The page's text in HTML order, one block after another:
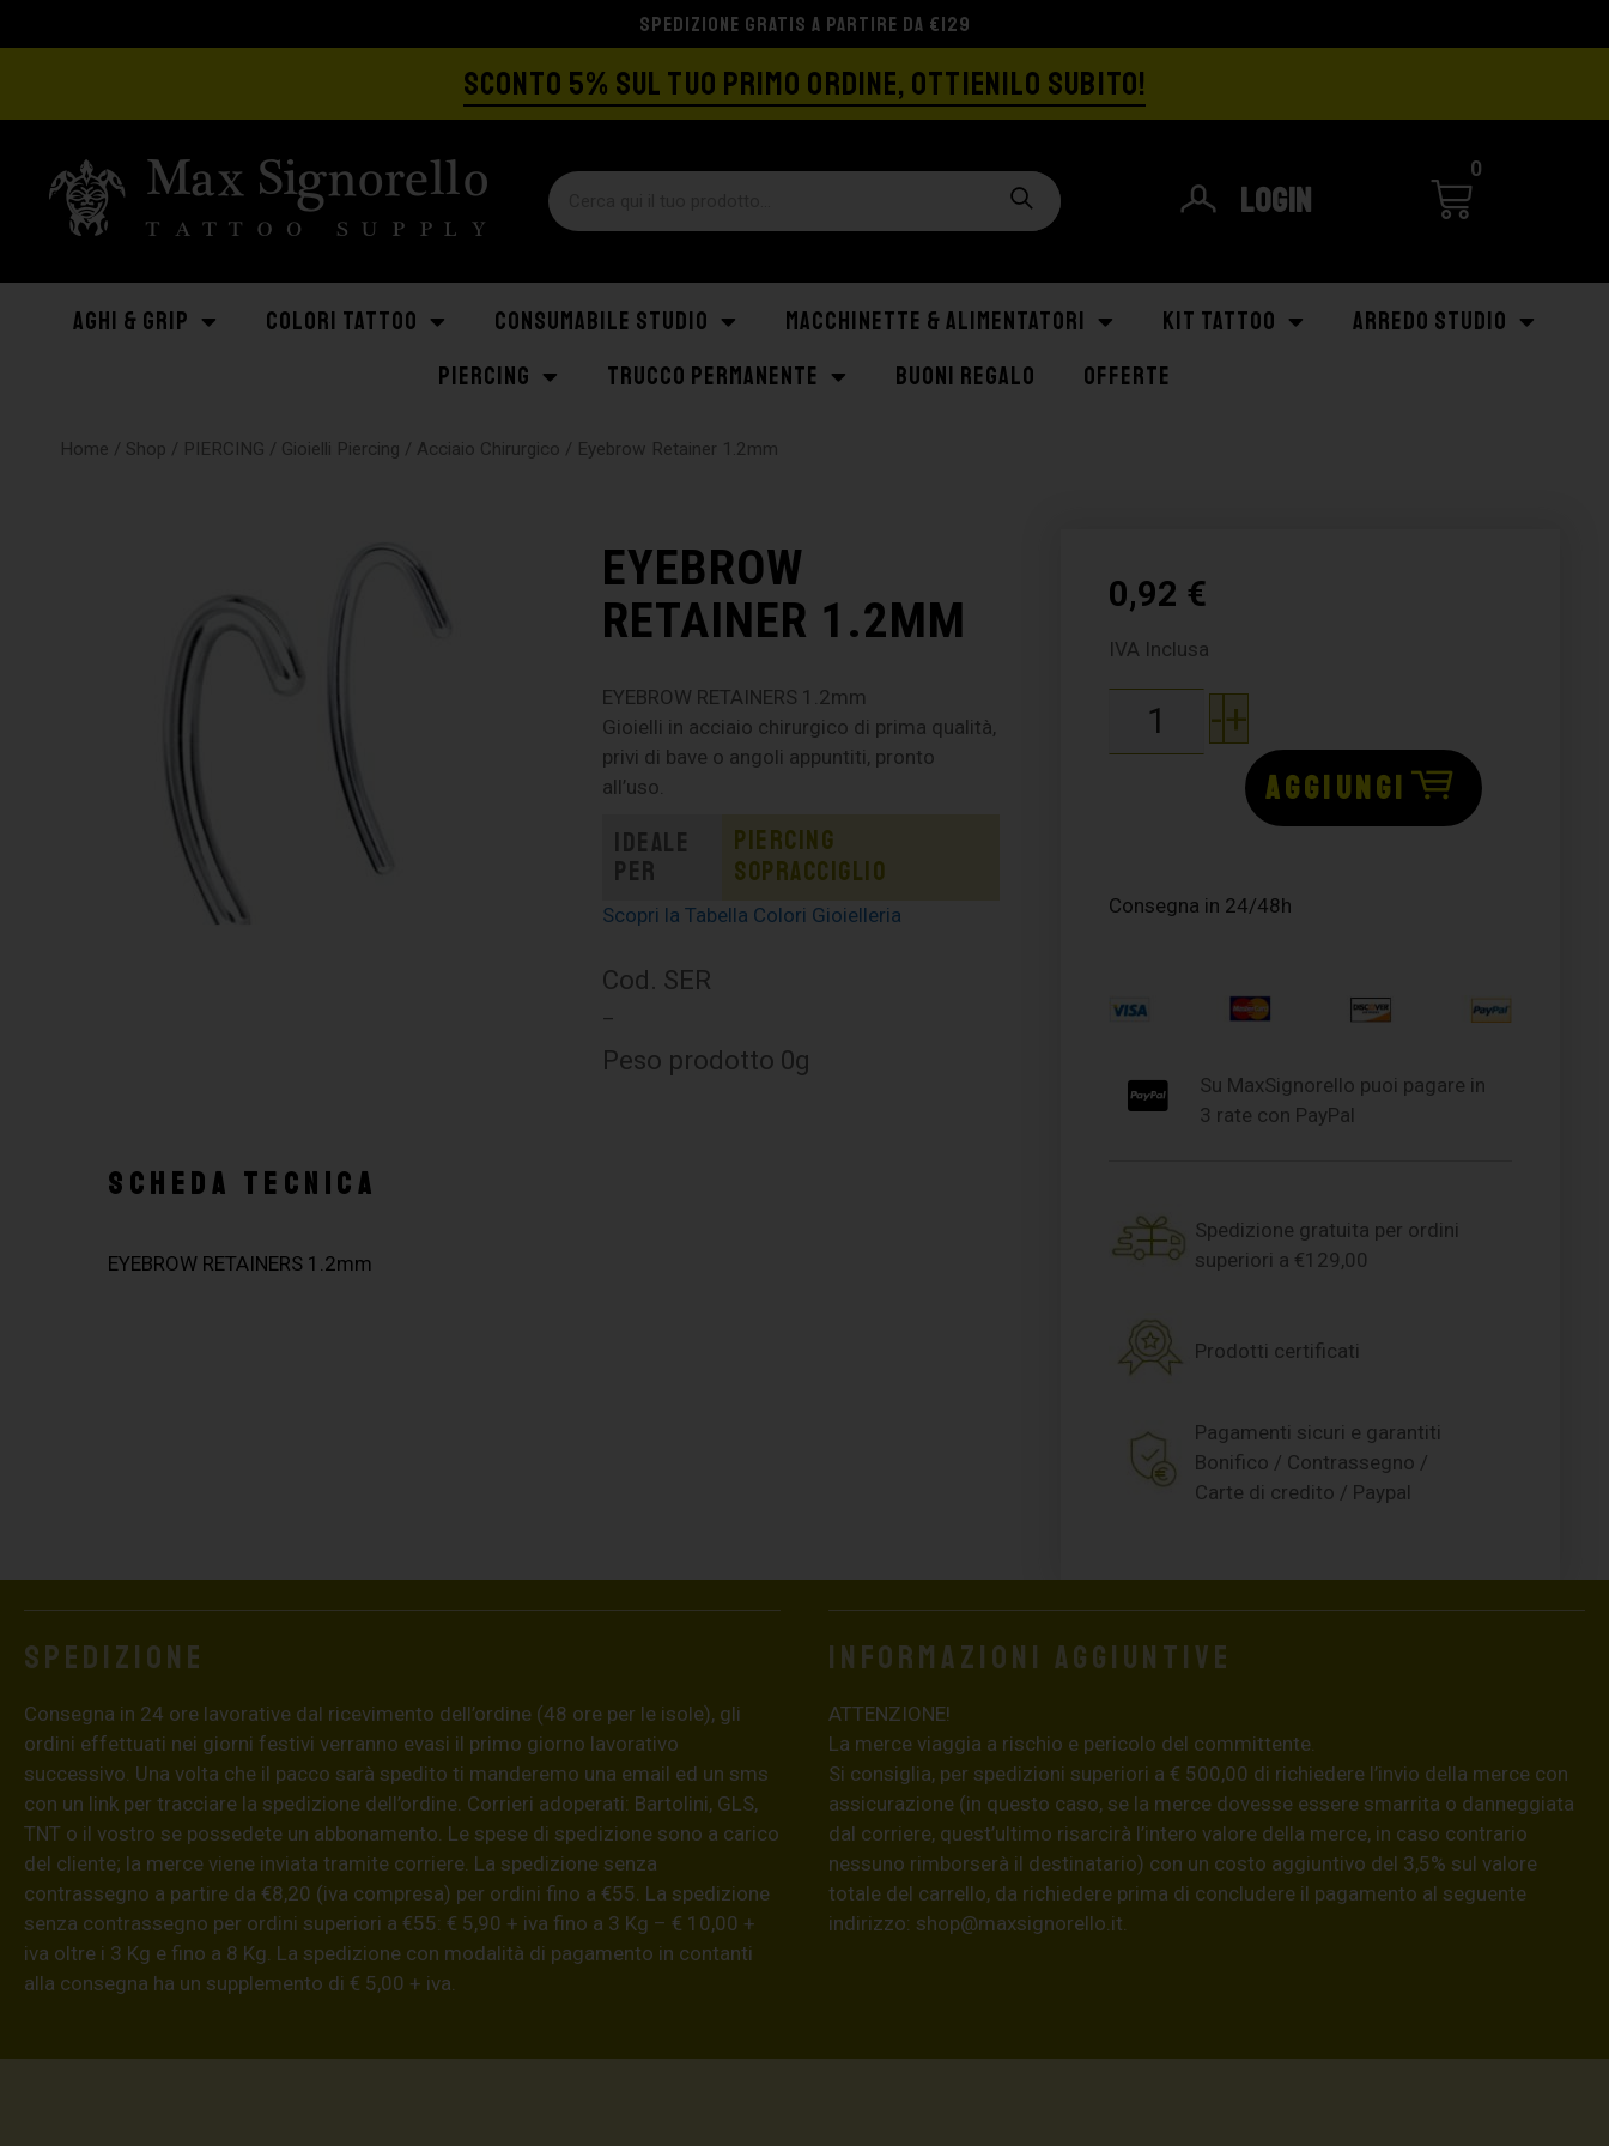
SPEDIZIONE GRATIS A PARTIRE DA €129
SCONTO 5% SUL TUO PRIMO ORDINE, OTTIENILO SUBITO!
Login
0
AGHI & GRIP COLORI TATTOO CONSUMABILE STUDIO MACCHINETTE & ALIMENTATORI KIT TATTOO
ARREDO STUDIO
PIERCING
TRUCCO PERMANENTE BUONI REGALO OFFERTE
Home / Shop / PIERCING / Gioielli Piercing / Acciaio Chirurgico / Eyebrow Retainer 1.2mm
EYEBROW
RETAINER 1.2MM
EYEBROW RETAINERS 1.2mm
Gioielli in acciaio chirurgico di prima qualità,
privi di bave o angoli appuntiti, pronto
all’uso.
Ideale
per
Piercing
sopracciglio
Scopri la Tabella Colori Gioielleria
Cod. SER
–
Peso prodotto 0g
SCHEDA TECNICA
EYEBROW RETAINERS 1.2mm
0,92 €
IVA Inclusa
-+
AGGIUNGI
Consegna in 24/48h
Su MaxSignorello puoi pagare in
3 rate con PayPal
Spedizione gratuita per ordini
superiori a €129,00
Prodotti certificati
Pagamenti sicuri e garantiti
Bonifico / Contrassegno /
Carte di credito / Paypal
Spedizione
Consegna in 24 ore lavorative dal ricevimento dell’ordine (48 ore per le isole), gli
ordini effettuati nei giorni festivi verranno evasi il primo giorno lavorativo
successivo. Una volta che il pacco sarà spedito ti manderemo una email ed un sms
con un link per tracciare la spedizione dell’ordine. Corrieri adoperati: Bartolini, GLS,
TNT o il vostro se possedete un abbonamento. Le spese di spedizione sono a carico
del cliente; la merce viene inviata tramite corriere. La spedizione senza
contrassegno a partire da €8,20 (iva compresa) per ordini fino a €55. La spedizione
senza contrassegno per ordini superiori a €55: € 5,90 + iva fino a 3 Kg – € 10,00 +
iva oltre i 3 Kg e fino a 8 Kg. La spedizione con modalità di pagamento in contanti
alla consegna ha un supplemento di € 5,00 + iva.
Informazioni aggiuntive
ATTENZIONE!
La merce viaggia a rischio e pericolo del committente.
Si consiglia, per spedizioni superiori a € 500,00 di richiedere l’invio della merce con
assicurazione (in questo caso, se la merce dovesse essere smarrita o danneggiata
dal corriere, quest’ultimo risarcirà l’intero valore della merce, in caso contrario
nessuno rimborserà il destinatario) con un costo aggiuntivo del 3,5% sul valore
totale del carrello, da richiedere prima di concludere il pagamento al seguente
indirizzo: shop@maxsignorello.it